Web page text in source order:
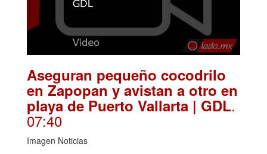
Aseguran pequeño cocodrilo
en Zapopan y avistan a otro en
playa de Puerto Vallarta | GDL.
07:40
Imagen Noticias